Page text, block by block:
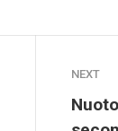
NEXT